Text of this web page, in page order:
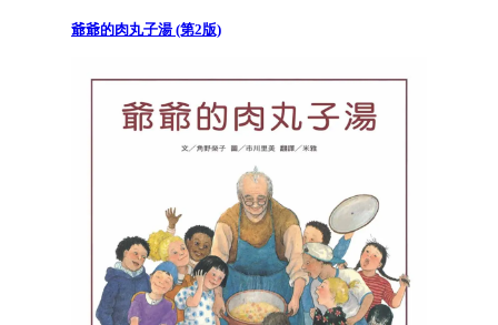
爺爺的肉丸子湯 (第2版)